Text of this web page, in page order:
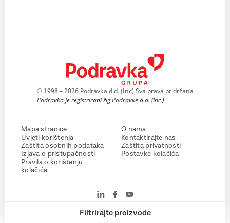
Filtrirajte proizvode
© 1998 – 2026 Podravka d.d. (Inc) Sva prava pridržana
Podravka je registrirani žig Podravke d.d. (Inc.)
Mapa stranice
Uvjeti korištenja
Zaštita osobnih podataka
Izjava o pristupačnosti
Pravila o korištenju
kolačića
O nama
Kontaktirajte nas
Zaštita privatnosti
Postavke kolačića